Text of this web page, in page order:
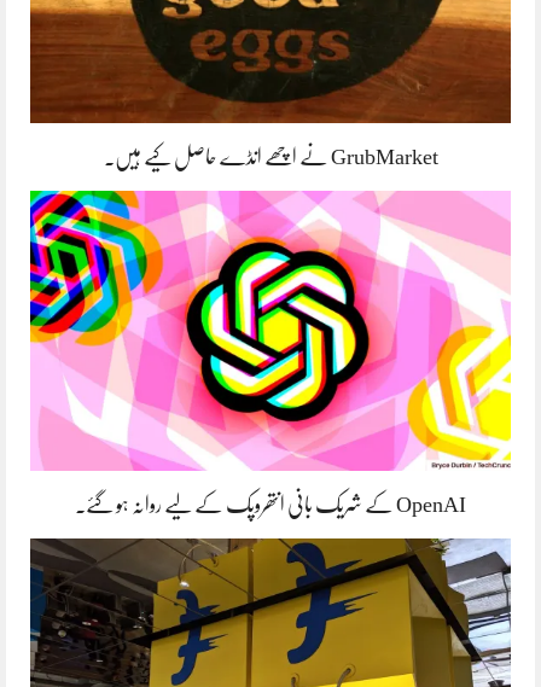
GrubMarket نے اچھے انڈے حاصل کیے ہیں۔
OpenAI کے شریک بانی انتھروپک کے لیے روانہ ہو گئے۔